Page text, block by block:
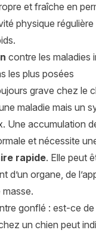
et fraîche en
physique
contre les maladies
les plus posées
grave chez le
maladie mais un
Une accumulation
et nécessite
rapide. Elle peut
d’un organe, de
masse.
gonflé : est-ce de
un chien peut